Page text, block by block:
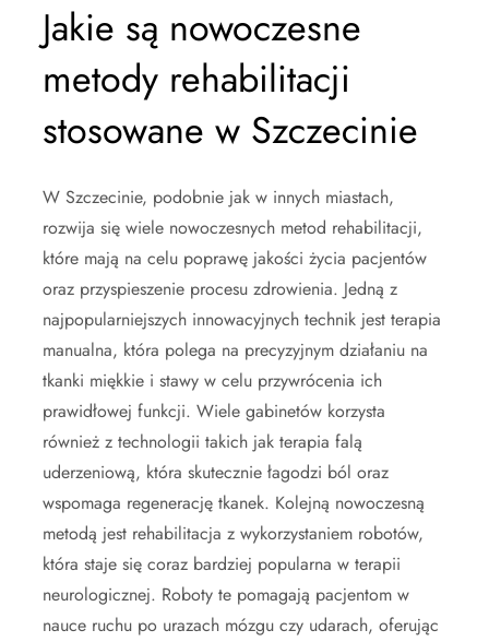
Jakie są nowoczesne
metody rehabilitacji
stosowane w Szczecinie
W Szczecinie, podobnie jak w innych miastach,
rozwija się wiele nowoczesnych metod rehabilitacji,
które mają na celu poprawę jakości życia pacjentów
oraz przyspieszenie procesu zdrowienia. Jedną z
najpopularniejszych innowacyjnych technik jest terapia
manualna, która polega na precyzyjnym działaniu na
tkanki miękkie i stawy w celu przywrócenia ich
prawidłowej funkcji. Wiele gabinetów korzysta
również z technologii takich jak terapia falą
uderzeniową, która skutecznie łagodzi ból oraz
wspomaga regenerację tkanek. Kolejną nowoczesną
metodą jest rehabilitacja z wykorzystaniem robotów,
która staje się coraz bardziej popularna w terapii
neurologicznej. Roboty te pomagają pacjentom w
nauce ruchu po urazach mózgu czy udarach, oferując